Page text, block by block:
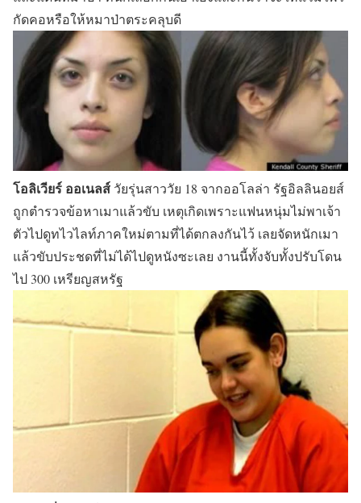
กัดคอหรือให้หมาป่าตระคลุบดี
โอลิเวียร์ ออเนลส์ วัยรุ่นสาววัย 18 จากออโลล่า รัฐอิลลินอยส์
ถูกตำรวจข้อหาเมาแล้วขับ เหตุเกิดเพราะแฟนหนุ่มไม่พาเจ้า
ตัวไปดูทไวไลท์ภาคใหม่ตามที่ได้ตกลงกันไว้ เลยจัดหนักเมา
แล้วขับประชดที่ไม่ได้ไปดูหนังซะเลย งานนี้ทั้งจับทั้งปรับโดน
ไป 300 เหรียญสหรัฐ